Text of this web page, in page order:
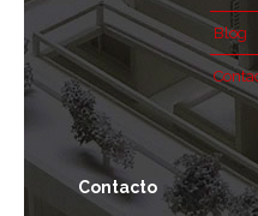
Blog
Contacto